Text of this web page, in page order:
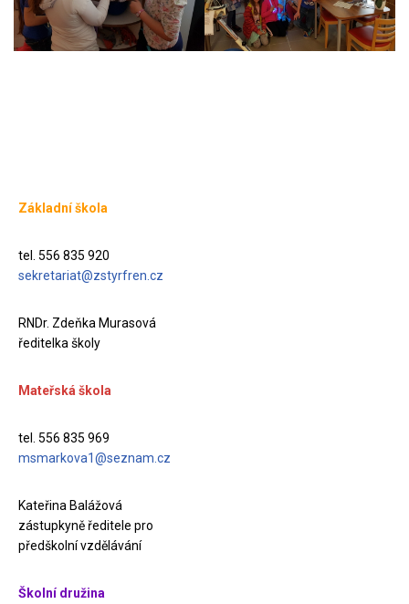
Základní škola
tel. 556 835 920
sekretariat@zstyrfren.cz
RNDr. Zdeňka Murasová
ředitelka školy
Mateřská škola
tel. 556 835 969
msmarkova1@seznam.cz
Kateřina Balážová
zástupkyně ředitele pro
předškolní vzdělávání
Školní družina